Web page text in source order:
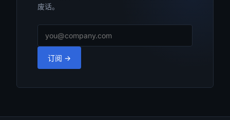
废话。
订阅 →